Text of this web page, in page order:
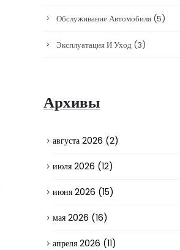
Обслуживание Автомобиля (5)
Эксплуатация И Уход (3)
Архивы
августа 2026 (2)
июля 2026 (12)
июня 2026 (15)
мая 2026 (16)
апреля 2026 (11)